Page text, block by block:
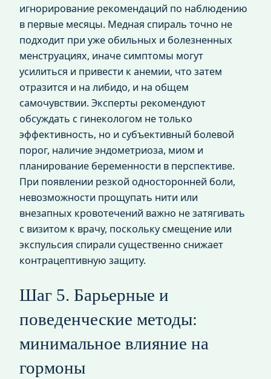
игнорирование рекомендаций по наблюдению
в первые месяцы. Медная спираль точно не
подходит при уже обильных и болезненных
менструациях, иначе симптомы могут
усилиться и привести к анемии, что затем
отразится и на либидо, и на общем
самочувствии. Эксперты рекомендуют
обсуждать с гинекологом не только
эффективность, но и субъективный болевой
порог, наличие эндометриоза, миом и
планирование беременности в перспективе.
При появлении резкой односторонней боли,
невозможности прощупать нити или
внезапных кровотечений важно не затягивать
с визитом к врачу, поскольку смещение или
экспульсия спирали существенно снижает
контрацептивную защиту.
Шаг 5. Барьерные и
поведенческие методы:
минимальное влияние на
гормоны